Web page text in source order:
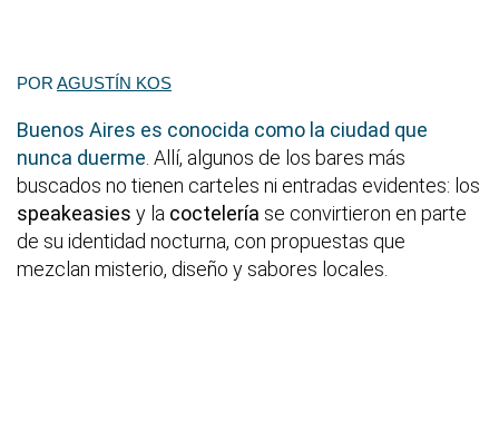
POR AGUSTÍN KOS
Buenos Aires es conocida como la ciudad que
nunca duerme . Allí, algunos de los bares más
buscados no tienen carteles ni entradas evidentes: los
speakeasies y la coctelería se convirtieron en parte
de su identidad nocturna, con propuestas que
mezclan misterio, diseño y sabores locales.